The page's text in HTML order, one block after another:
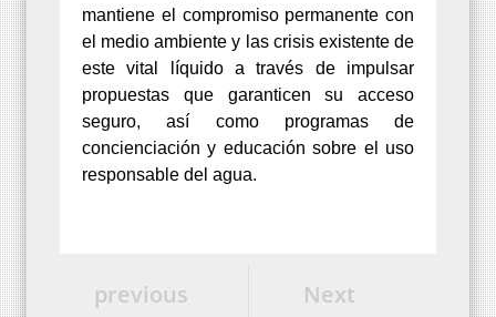
mantiene el compromiso permanente con
el medio ambiente y las crisis existente de
este vital líquido a través de impulsar
propuestas que garanticen su acceso
seguro, así como programas de
concienciación y educación sobre el uso
responsable del agua.
Next
previous